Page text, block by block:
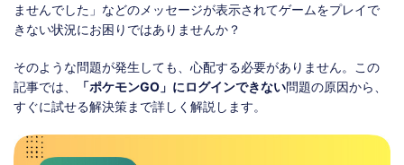
ポケモンGOガイド
サポート
ませんでした」などのメッセージが表示されてゲームをプレイで
きない状況にお困りではありませんか？
そのような問題が発生しても、心配する必要がありません。この
記事では、
「ポケモンGO」にログインできない問題の原因から、
すぐに試せる解決策まで詳しく解説します。